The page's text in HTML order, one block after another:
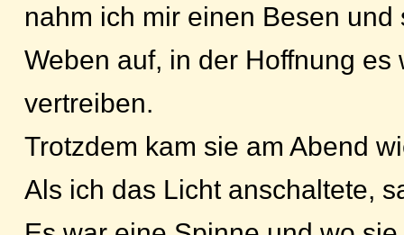
nahm ich mir einen Besen und
Weben auf, in der Hoffnung es
vertreiben.
Trotzdem kam sie am Abend
Als ich das Licht anschaltete,